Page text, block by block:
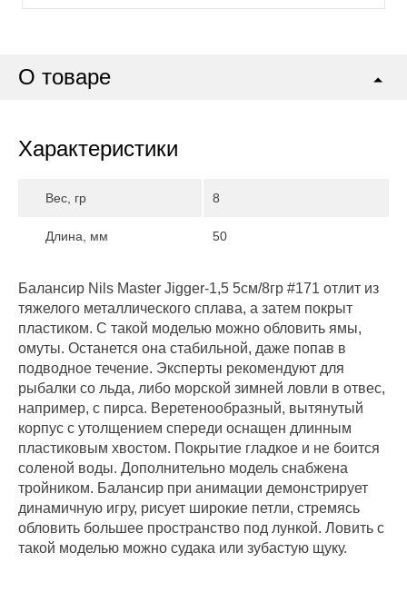
О товаре
Характеристики
Вес, гр 8
Длина, мм 50
Балансир Nils Master Jigger-1,5 5см/8гр #171 отлит из
тяжелого металлического сплава, а затем покрыт
пластиком. С такой моделью можно обловить ямы,
омуты. Останется она стабильной, даже попав в
подводное течение. Эксперты рекомендуют для
рыбалки со льда, либо морской зимней ловли в отвес,
например, с пирса. Веретенообразный, вытянутый
корпус с утолщением спереди оснащен длинным
пластиковым хвостом. Покрытие гладкое и не боится
соленой воды. Дополнительно модель снабжена
тройником. Балансир при анимации демонстрирует
динамичную игру, рисует широкие петли, стремясь
обловить большее пространство под лункой. Ловить с
такой моделью можно судака или зубастую щуку.